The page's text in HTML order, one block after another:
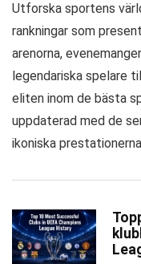
Utforska sportens
rankningar som
arenorna,
legendariska spelare
eliten inom de bästa
uppdaterad med de
ikoniska